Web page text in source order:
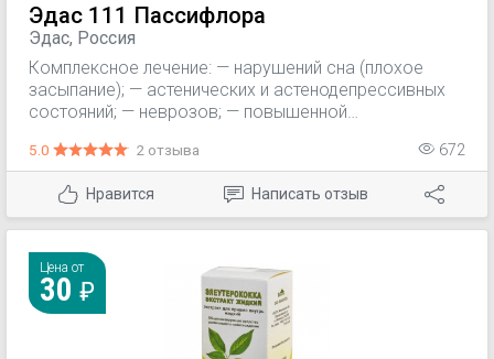
Эдас 111 Пассифлора
Эдас, Россия
Комплексное лечение: — нарушений сна (плохое
засыпание); — астенических и астенодепрессивных
состояний; — неврозов; — повышенной
5.0 2 отзыва 672
Нравится Написать отзыв
Цена от
30